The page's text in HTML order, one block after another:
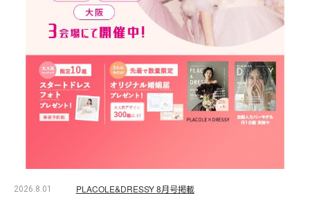
2026.8.01 PLACOLE&DRESSY 8月号掲載